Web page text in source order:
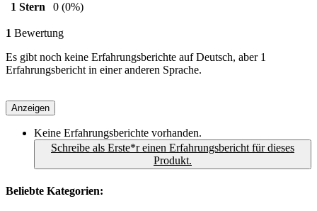
1 Stern
0 (0%)
1 Bewertung
Es gibt noch keine Erfahrungsberichte auf Deutsch, aber 1
Erfahrungsbericht in einer anderen Sprache.
Anzeigen
Keine Erfahrungsberichte vorhanden.
Schreibe als Erste*r einen Erfahrungsbericht für dieses
Produkt.
Beliebte Kategorien: